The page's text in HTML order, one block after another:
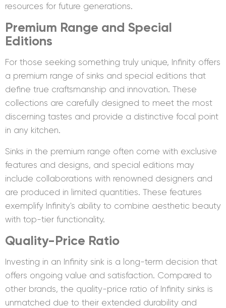
resources for future generations.
Premium Range and Special
Editions
For those seeking something truly unique, Infinity offers
a premium range of sinks and special editions that
define true craftsmanship and innovation. These
collections are carefully designed to meet the most
discerning tastes and provide a distinctive focal point
in any kitchen.
Sinks in the premium range often come with exclusive
features and designs, and special editions may
include collaborations with renowned designers and
are produced in limited quantities. These features
exemplify Infinity's ability to combine aesthetic beauty
with top-tier functionality.
Quality-Price Ratio
Investing in an Infinity sink is a long-term decision that
offers ongoing value and satisfaction. Compared to
other brands, the quality-price ratio of Infinity sinks is
unmatched due to their extended durability and